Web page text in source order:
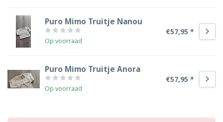
Puro Mimo Truitje Nanou
Op voorraad
€57,95 *
Puro Mimo Truitje Anora
Op voorraad
€57,95 *